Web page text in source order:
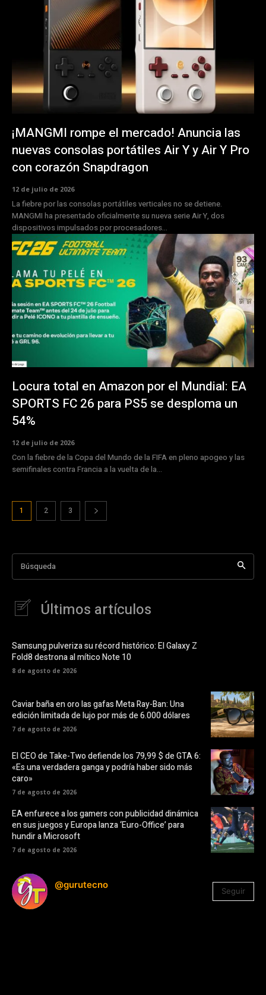
¡MANGMI rompe el mercado! Anuncia las
nuevas consolas portátiles Air Y y Air Y Pro
con corazón Snapdragon
12 de julio de 2026
La fiebre por las consolas portátiles verticales no se detiene.
MANGMI ha presentado oficialmente su nueva serie Air Y, dos
dispositivos impulsados por procesadores...
Locura total en Amazon por el Mundial: EA
SPORTS FC 26 para PS5 se desploma un
54%
12 de julio de 2026
Con la fiebre de la Copa del Mundo de la FIFA en pleno apogeo y las
semifinales contra Francia a la vuelta de la...
1 2 3
Búsqueda
Últimos artículos
Samsung pulveriza su récord histórico: El Galaxy Z
Fold8 destrona al mítico Note 10
8 de agosto de 2026
Caviar baña en oro las gafas Meta Ray-Ban: Una
edición limitada de lujo por más de 6.000 dólares
7 de agosto de 2026
El CEO de Take-Two defiende los 79,99 $ de GTA 6:
«Es una verdadera ganga y podría haber sido más
caro»
7 de agosto de 2026
EA enfurece a los gamers con publicidad dinámica
en sus juegos y Europa lanza ‘Euro-Office’ para
hundir a Microsoft
7 de agosto de 2026
@gurutecno
Seguir